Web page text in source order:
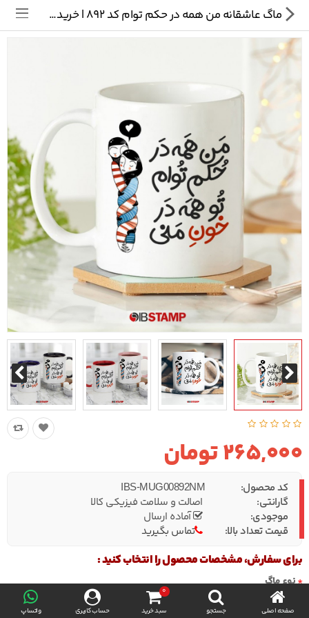
صفحه اصلی جستجو
0
سبد خرید
حساب کاربری واتساپ
ماگ عاشقانه من همه در حکم توام کد 892 | خرید آنلاین کادوی روز ولنتاین
265,000 تومان
کد محصول: IBS-MUG00892NM
گارانتی:
اصالت و سلامت فیزیکی کالا
موجودی:
آماده ارسال
قیمت تعداد بالا:
تماس بگیرید
برای سفارش، مشخصات محصول را انتخاب کنید :
نوع ماگ
تی شرت
پیکسل
سایر محصولات
پیج ما در اینستاگرام سوالات متداول